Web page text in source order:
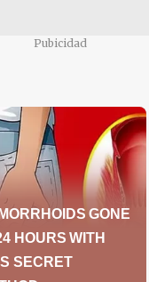
Pubicidad